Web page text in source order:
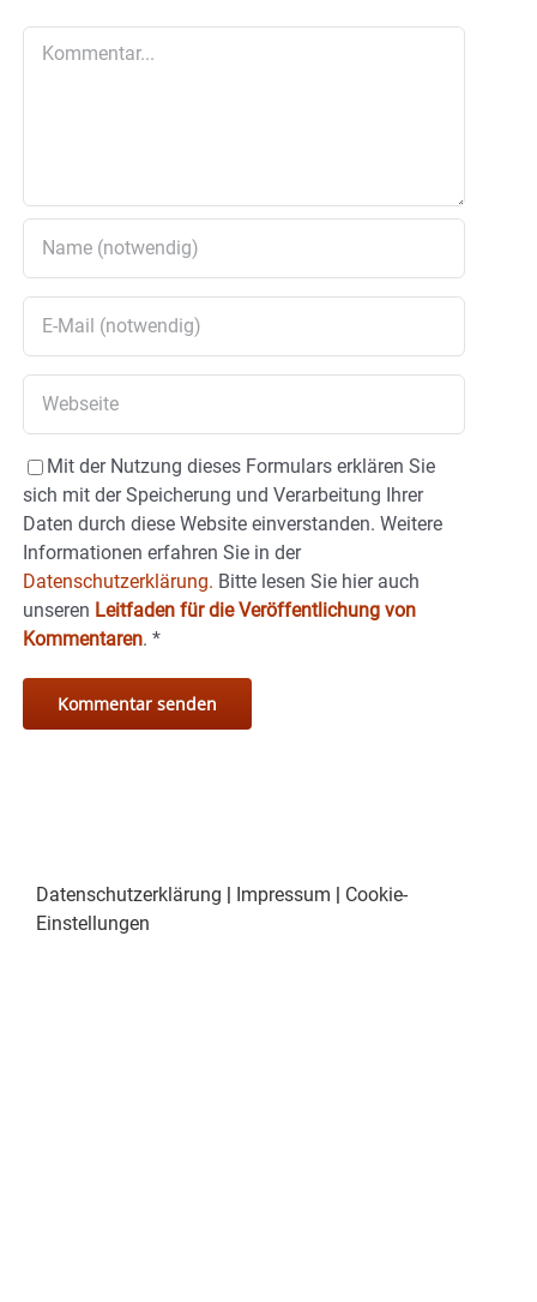
Mit der Nutzung dieses Formulars erklären Sie
sich mit der Speicherung und Verarbeitung Ihrer
Daten durch diese Website einverstanden. Weitere
Informationen erfahren Sie in der
Datenschutzerklärung. Bitte lesen Sie hier auch
unseren Leitfaden für die Veröffentlichung von
Kommentaren. *
Datenschutzerklärung | Impressum | Cookie-
Einstellungen